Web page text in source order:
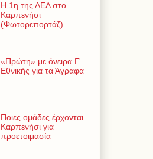
Η 1η της ΑΕΛ στο
Καρπενήσι
(Φωτορεπορτάζ)
«Πρώτη» με όνειρα Γ'
Εθνικής για τα Άγραφα
Ποιες ομάδες έρχονται
Καρπενήσι για
προετοιμασία